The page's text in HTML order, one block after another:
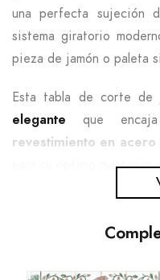
carrito
de
compra
una perfecta sujeción
sistema giratorio
pieza de jamón o paleta
Esta tabla de corte de
elegante que
revestimiento en acero
para su óptimo
para manos expertas